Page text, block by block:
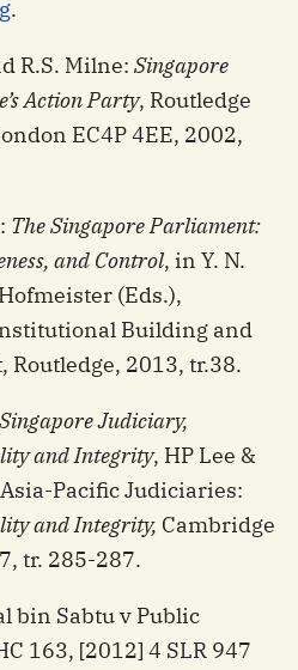
.
R.S. Milne: Singapore
Action Party, Routledge
EC4P 4EE, 2002,
The Singapore Parliament:
and Control, in Y. N.
(Eds.),
Building and
Routledge, 2013, tr.38.
Judiciary,
and Integrity, HP Lee &
Pacific Judiciaries:
and Integrity, Cambridge
tr. 285-287.
bin Sabtu v Public
163, [2012] 4 SLR 947